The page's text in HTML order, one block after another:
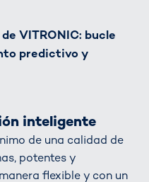
VITRONIC: bucle
predictivo y
inteligente
de una calidad de
potentes y
flexible y con un